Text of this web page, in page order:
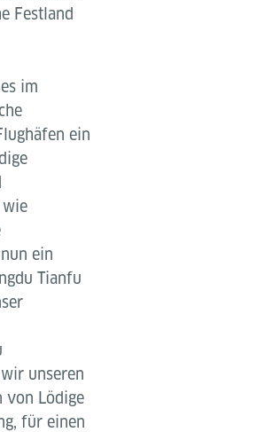
Festland
im
ein
wie
ein
Tianfu
unseren
von Lödige
für einen